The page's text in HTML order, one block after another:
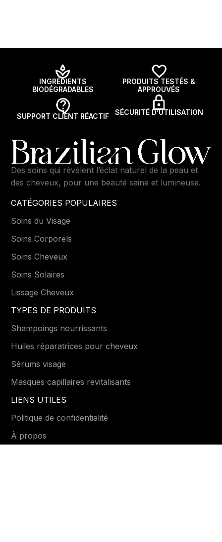
INGRÉDIENTS
BIODÉGRADABLES
PRODUITS TESTÉS &
APPROUVÉS
SUPPORT CLIENT RÉACTIF SÉCURITÉ D’UTILISATION
Des soins qui révèlent l’éclat naturel de la peau et
des cheveux, pour une beauté saine et lumineuse.
CATÉGORIES POPULAIRES
Soins du Visage
Soins Corporels
Soins Cheveux
Soins Solaires
Lissage Cheveux
TYPES DE PRODUITS
Shampoings nourrissants
Huiles réparatrices pour cheveux
Sérums visage
Masques capillaires revitalisants
LIENS UTILES
Politique de confidentialité
À propos